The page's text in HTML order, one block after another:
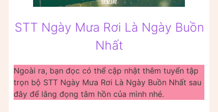
STT Ngày Mưa Rơi Là Ngày Buồn
Nhất
Ngoài ra, bạn đọc có thể cập nhật thêm tuyển tập
trọn bộ STT Ngày Mưa Rơi Là Ngày Buồn Nhất sau
đây để lắng đọng tâm hồn của mình nhé.